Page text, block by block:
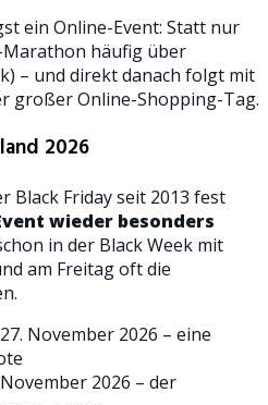
ein Online-Event: Statt nur
Marathon häufig über
– und direkt danach folgt mit
großer Online-Shopping-Tag.
2026
Black Friday seit 2013 fest
wieder besonders
in der Black Week mit
am Freitag oft die
November 2026 – eine
2026 – der